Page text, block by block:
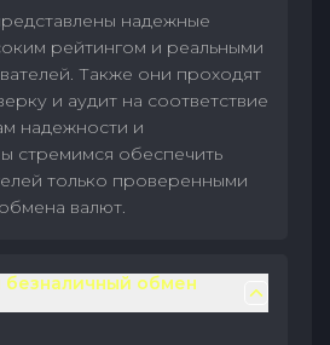
надежные
рейтингом и реальными
Также они проходят
и аудит на соответствие
надежности и
стремимся обеспечить
только проверенными
валют.
безналичный обмен